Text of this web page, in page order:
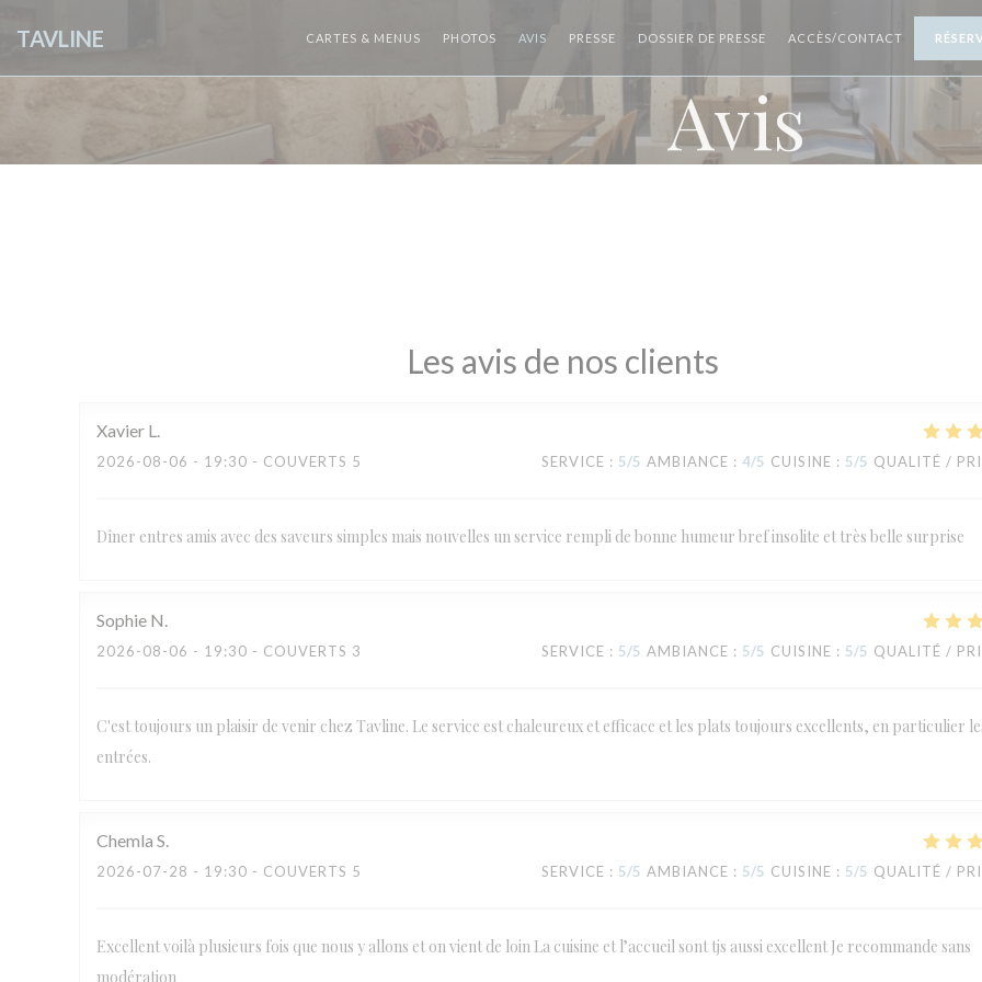
TAVLINE CARTES & MENUS PHOTOS AVIS PRESSE DOSSIER DE PRESSE ACCÈS/CONTACT
Avis
Les avis de nos clients
Xavier L
2026-08-06 - 19:30 - COUVERTS 5 SERVICE : 5/5 AMBIANCE : 4/5 CUISINE : 5/5 QUALITÉ /
Dîner entres amis avec des saveurs simples mais nouvelles un service rempli de bonne humeur bref insolite et très belle surprise
Sophie N
2026-08-06 - 19:30 - COUVERTS 3 SERVICE : 5/5 AMBIANCE : 5/5 CUISINE : 5/5 QUALITÉ /
C'est toujours un plaisir de venir chez Tavline. Le service est chaleureux et efficace et les plats toujours excellents, en particulier
entrées.
Chemla S
2026-07-28 - 19:30 - COUVERTS 5 SERVICE : 5/5 AMBIANCE : 5/5 CUISINE : 5/5 QUALITÉ /
Excellent voilà plusieurs fois que nous y allons et on vient de loin La cuisine et l’accueil sont tjs aussi excellent Je recommande sans
modération